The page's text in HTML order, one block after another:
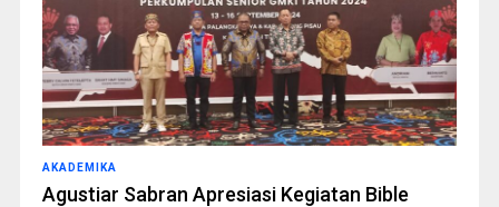
AKADEMIKA
Agustiar Sabran Apresiasi Kegiatan Bible